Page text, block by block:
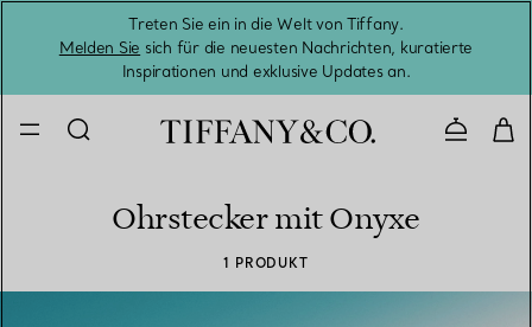
Treten Sie ein in die Welt von Tiffany.
Melden Sie sich für die neuesten Nachrichten, kuratierte
Inspirationen und exklusive Updates an.
Ohrstecker mit Onyxe
1 PRODUKT